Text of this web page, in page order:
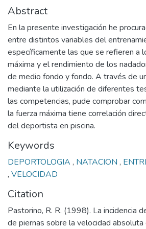
Abstract
En la presente investigación he
entre distintos variables del
específicamente las que se refieren a
máxima y el rendimiento de los
de medio fondo y fondo. A través de
mediante la utilización de diferentes
las competencias, pude comprobar
la fuerza máxima tiene correlación
del deportista en piscina.
Keywords
DEPORTOLOGIA , NATACION ,
, VELOCIDAD
Citation
Pastorino, R. R. (1998). La incidencia
de piernas sobre la velocidad